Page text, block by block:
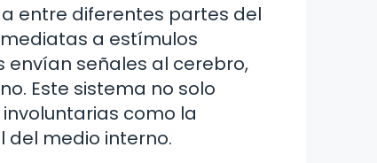
entre diferentes partes del
a estímulos
envían señales al cerebro,
Este sistema no solo
como la
del medio interno.